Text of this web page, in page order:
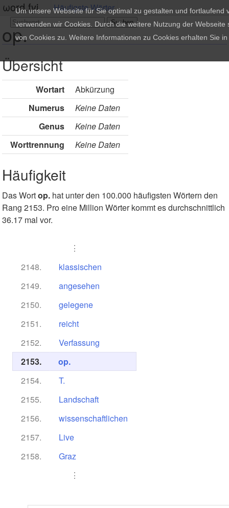
ωord.fyi Häufigste Wörter
op.
Übersicht
Wortart
Abkürzung
Numerus
Keine Daten
Genus
Keine Daten
Worttrennung
Keine Daten
Häufigkeit
Das Wortop. hat unter den 100.000 häufigsten Wörtern den
Rang 2153. Pro eine Million Wörter kommt es durchschnittlich
36.17 mal vor.
⋮
2148.
klassischen
2149.
angesehen
2150.
gelegene
2151.
reicht
2152.
Verfassung
2153.
op.
2154.
T.
2155.
Landschaft
2156.
wissenschaftlichen
2157.
Live
2158.
Graz
⋮
Um unsere Webseite für Sie optimal zu gestalten und fortlaufend
verwenden wir Cookies. Durch die weitere Nutzung der Webseite
von Cookies zu. Weitere Informationen zu Cookies erhalten Sie